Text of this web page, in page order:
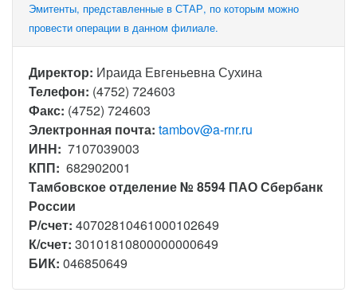
Эмитенты, представленные в СТАР, по которым можно
провести операции в данном филиале.
Директор: Ираида Евгеньевна Сухина
Телефон: (4752) 724603
Факс: (4752) 724603
Электронная почта: tambov@a-rnr.ru
ИНН: 7107039003
КПП: 682902001
Тамбовское отделение № 8594 ПАО Сбербанк
России
Р/счет: 40702810461000102649
К/счет: 30101810800000000649
БИК: 046850649